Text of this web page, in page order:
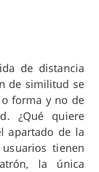
de distancia
de similitud se
forma y no de
¿Qué quiere
apartado de la
tienen
la única